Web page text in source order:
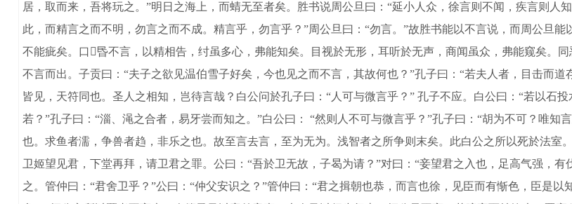
居，取而来，吾将玩之。”明日之海上，而蜻无至者矣。胜书说周公旦曰：“延小人众，徐言则不闻，疾言则人
此，而精言之而不明，勿言之而不成。精言乎，勿言乎？”周公旦曰：“勿言。”故胜书能以不言说，而周公旦
不能疵矣。口昬不言，以精相告，纣虽多心，弗能知矣。目视於无形，耳听於无声，商闻虽众，弗能窥矣。
不言而出。子贡曰：“夫子之欲见温伯雪子好矣，今也见之而不言，其故何也？”孔子曰：“若夫人者，目击而
皆见，天符同也。圣人之相知，岂待言哉？白公问於孔子曰：“人可与微言乎？” 孔子不应。白公曰：“若以石
若？”孔子曰：“淄、渑之合者，易牙尝而知之。”白公曰： “然则人不可与微言乎？”孔子曰：“胡为不可？唯
也。求鱼者濡，争兽者趋，非乐之也。故至言去言，至为无为。浅智者之所争则末矣。此白公之所以死於法室
卫姬望见君，下堂再拜，请卫君之罪。公曰：“吾於卫无故，子曷为请？”对曰：“妾望君之入也，足高气强，
之。管仲曰：“君舍卫乎？”公曰：“仲父安识之？”管仲曰：“君之揖朝也恭，而言也徐，见臣而有惭色，臣是